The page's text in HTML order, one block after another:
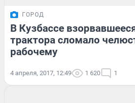
ГОРОД
В Кузбассе
трактора сломало
рабочему
4 апреля, 2017, 12:49 1 620 1